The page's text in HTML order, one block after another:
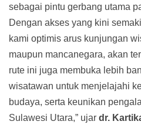
sebagai pintu gerbang utama
Dengan akses yang kini
kami optimis arus kunjungan
maupun mancanegara, akan
rute ini juga membuka lebih
wisatawan untuk menjelajahi
budaya, serta keunikan
Sulawesi Utara,” ujar dr.